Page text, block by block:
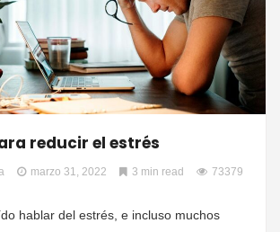
reducir el estrés
marzo 31, 2022 3 min read 73379
hablar del estrés, e incluso muchos